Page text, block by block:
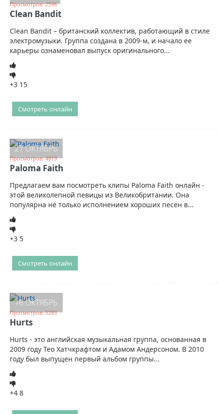
Просмотров: 2596
Clean Bandit
Clean Bandit – британский коллектив, работающий в стиле
электромузыки. Группа создана в 2009-м, и начало ее
карьеры ознаменовал выпуск оригинального...
+3 15
Смотреть онлайн
27 ОКТЯБРЬ
Просмотров: 4819
Paloma Faith
Предлагаем вам посмотреть клипы Paloma Faith онлайн -
этой великолепной певицы из Великобритании. Она
популярна не только исполнением хороших песен в...
+3 5
Смотреть онлайн
16 ОКТЯБРЬ
Просмотров: 5283
Hurts
Hurts - это английская музыкальная группа, основанная в
2009 году Тео Хатчкрафтом и Адамом Андерсоном. В 2010
году был выпущен первый альбом группы...
+4 8